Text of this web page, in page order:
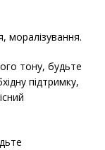
моралізування.
тону, будьте
підтримку,